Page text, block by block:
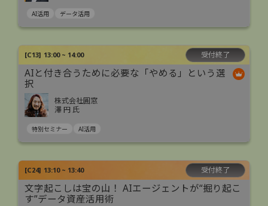
AI活用 データ活用
[C13] 13:00 ~ 14:00 受付終了
AIと付き合うために必要な「やめる」という選
択
株式会社圓窓
澤 円 氏
特別セミナー AI活用
[C24] 13:10 ~ 13:40 受付終了
文字起こしは宝の山！ AIエージェントが“掘り起こ
す”データ資産活用術